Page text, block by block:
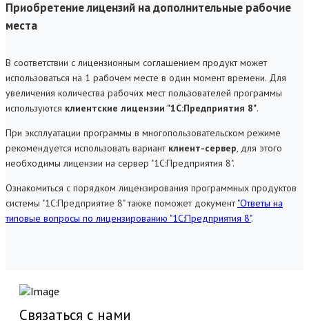
Приобретение лицензий на дополнительные рабочие
места
В соответствии с лицензионным соглашением продукт может
использоваться на 1 рабочем месте в один момент времени. Для
увеличения количества рабочих мест пользователей программы
используются клиентские лицензии "1С:Предприятия 8".
При эксплуатации программы в многопользовательском режиме
рекомендуется использовать вариант клиент-сервер, для этого
необходимы лицензии на сервер "1С:Предприятия 8".
Ознакомиться с порядком лицензирования программных продуктов
системы "1С:Предприятие 8" также поможет документ"Ответы на
типовые вопросы по лицензированию "1С:Предприятия 8".
Связаться с нами